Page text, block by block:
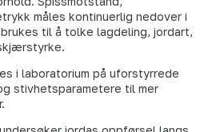
måles kontinuerlig nedover i
til å tolke lagdeling, jordart,
i laboratorium på uforstyrrede
stivhetsparametere til mer